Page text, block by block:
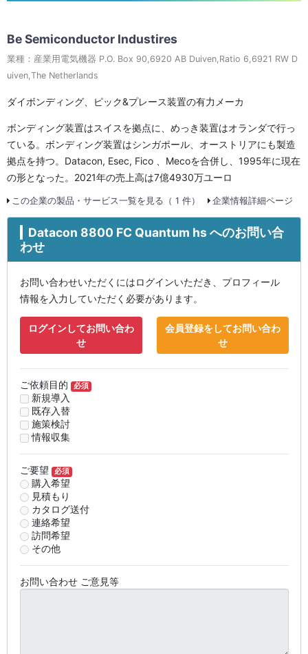
Be Semiconductor Industires
業種：産業用電気機器 P.O. Box 90,6920 AB Duiven,Ratio 6,6921 RW D
uiven,The Netherlands
ダイボンディング、ピック&プレース装置の有力メーカ
ボンディング装置はスイスを拠点に、めっき装置はオランダで行っ
ている。ボンディング装置はシンガポール、オーストリアにも製造
拠点を持つ。Datacon, Esec, Fico 、Mecoを合併し、1995年に現在
の形となった。2021年の売上高は7億4930万ユーロ
この企業の製品・サービス一覧を見る（ 1 件） 企業情報詳細ページ
Datacon 8800 FC Quantum hs へのお問い合
わせ
お問い合わせいただくにはログインいただき、プロフィール
情報を入力していただく必要があります。
ログインしてお問い合わ
せ
会員登録をしてお問い合わ
せ
ご依頼目的 必須
新規導入
既存入替
施策検討
情報収集
ご要望 必須
購入希望
見積もり
カタログ送付
連絡希望
訪問希望
その他
お問い合わせ ご意見等